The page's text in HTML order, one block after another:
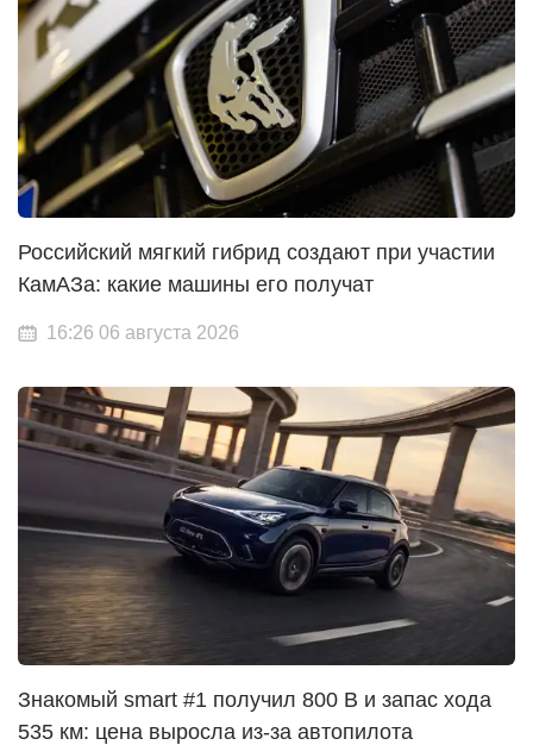
Российский мягкий гибрид создают при участии
КамАЗа: какие машины его получат
16:26 06 августа 2026
Знакомый smart #1 получил 800 В и запас хода
535 км: цена выросла из-за автопилота